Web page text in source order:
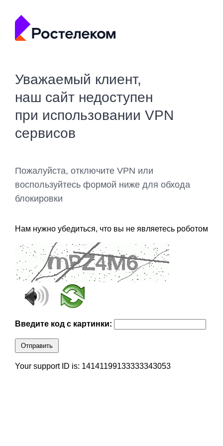
Уважаемый клиент,
наш сайт недоступен
при использовании VPN
сервисов
Пожалуйста, отключите VPN или
воспользуйтесь формой ниже для обхода
блокировки
Нам нужно убедиться, что вы не являетесь роботом
Введите код с картинки:
Отправить
Your support ID is: 14141199133333343053